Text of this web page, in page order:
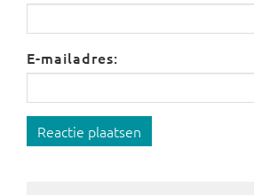
E-mailadres:
Reactie plaatsen